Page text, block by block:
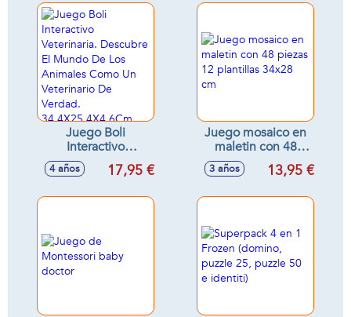
Juego! 18X23X5,5
Juego Boli
Interactivo
Veterinaria.
Descubre El
Animales Como Un
34,4X25,4X4,6Cm
4 años 17,95 €
Juego mosaico en
maletin con 48
piezas 12 plantillas
34x28 cm
3 años 13,95 €